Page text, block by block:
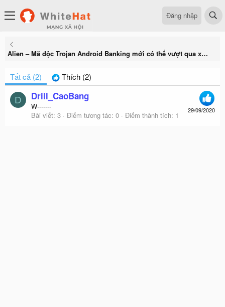
Đăng nhập
Alien – Mã độc Trojan Android Banking mới có thể vượt qua xác thực hai yếu tố
Tất cả (2) Thích (2)
D
29/09/2020
Drill_CaoBang
W-------
Bài viết 3 Điểm tương tác 0 Điểm thành tích 1